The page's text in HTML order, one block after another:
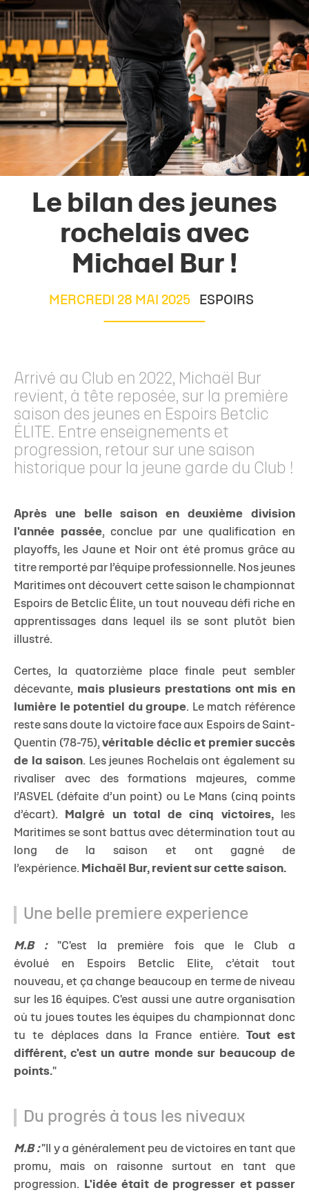
Le bilan des jeunes
rochelais avec
Michael Bur !
MERCREDI 28 MAI 2025 ESPOIRS
Arrivé au Club en 2022, Michaël Bur
revient, à tête reposée, sur la première
saison des jeunes en Espoirs Betclic
ÉLITE. Entre enseignements et
progression, retour sur une saison
historique pour la jeune garde du Club !
Après une belle saison en deuxième division
l'année passée, conclue par une qualification en
playoffs, les Jaune et Noir ont été promus grâce au
titre remporté par l’équipe professionnelle. Nos jeunes
Maritimes ont découvert cette saison le championnat
Espoirs de Betclic Élite, un tout nouveau défi riche en
apprentissages dans lequel ils se sont plutôt bien
illustré.
Certes, la quatorzième place finale peut sembler
décevante, mais plusieurs prestations ont mis en
lumière le potentiel du groupe. Le match référence
reste sans doute la victoire face aux Espoirs de Saint-
Quentin (78-75), véritable déclic et premier succès
de la saison. Les jeunes Rochelais ont également su
rivaliser avec des formations majeures, comme
l’ASVEL (défaite d’un point) ou Le Mans (cinq points
d’écart).
Malgré un total de cinq victoires,les
Maritimes se sont battus avec détermination tout au
long de la saison et ont gagné de
l’expérience. Michaël Bur, revient sur cette saison.
Une belle premiere experience
M.B : "C'est la première fois que le Club a
évolué en Espoirs Betclic Elite, c’était tout
nouveau, et ça change beaucoup en terme de niveau
sur les 16 équipes. C'est aussi une autre organisation
où tu joues toutes les équipes du championnat donc
tu te déplaces dans la France entière.
Tout est
différent, c'est un autre monde sur beaucoup de
points."
Du progrés à tous les niveaux
M.B :"Il y a généralement peu de victoires en tant que
promu, mais on raisonne surtout en tant que
progression.
L'idée était de progresser et passer